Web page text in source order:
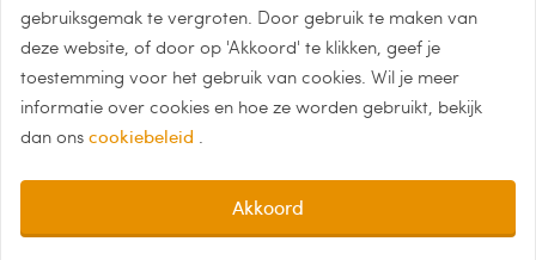
Bel naar 085 - 0043 015
Whatsapp met Crusj
info@crusj.com
gebruiksgemak te vergroten. Door gebruik te maken van
deze website, of door op 'Akkoord' te klikken, geef je
toestemming voor het gebruik van cookies. Wil je meer
informatie over cookies en hoe ze worden gebruikt, bekijk
dan ons cookiebeleid .
Akkoord